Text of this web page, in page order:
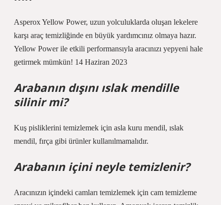
Asperox Yellow Power, uzun yolculuklarda oluşan lekelere
karşı araç temizliğinde en büyük yardımcınız olmaya hazır.
Yellow Power ile etkili performansıyla aracınızı yepyeni hale
getirmek mümkün! 14 Haziran 2023
Arabanın dışını ıslak mendille
silinir mi?
Kuş pisliklerini temizlemek için asla kuru mendil, ıslak
mendil, fırça gibi ürünler kullanılmamalıdır.
Arabanın içini neyle temizlenir?
Aracınızın içindeki camları temizlemek için cam temizleme